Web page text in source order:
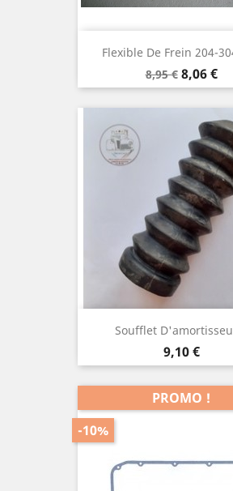
Flexible De Frein 204-
Prix
de
base
8,95 € Prix
8,06 €
Soufflet
Prix
9,10 €
-10%
PROMO !